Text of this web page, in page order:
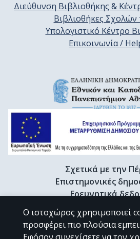
Διεύθυνση Βιβλιοθήκης &
Βιβλιοθήκες
Υπολογιστικό Κέντρο
Επικοινωνία /
Σχετικά με την
Επιστημονικές
Ερευνητικά
Διδακτορικές διατριβές &
Προφίλ
Ο ιστοχώρος χρησιμοποιεί
προσφέρει πιο πλούσια